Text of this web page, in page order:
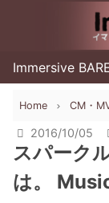
Immersive
Home CM・
2016/10/05
スパーク
は。